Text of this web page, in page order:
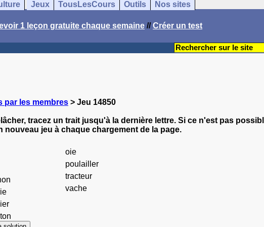
Jeux TousLesCours Outils Nos sites
1 leçon gratuite chaque semaine //Créer un test
par les membres > Jeu 14850
tracez un trait jusqu'à la dernière lettre. Si ce n'est pas
nouveau jeu à chaque chargement de la page.
oie
poulailler
tracteur
vache